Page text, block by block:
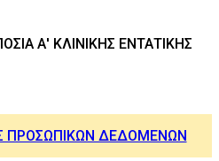
Α' ΚΛΙΝΙΚΗΣ ΕΝΤΑΤΙΚΗΣ
ΠΡΟΣΩΠΙΚΩΝ ΔΕΔΟΜΕΝΩΝ